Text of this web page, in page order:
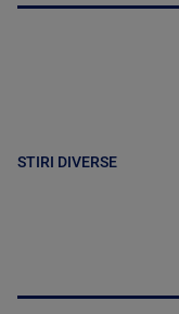
STIRI DIVERSE